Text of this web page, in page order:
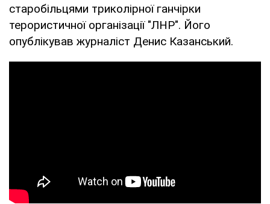
старобільцями триколірної ганчірки
терористичної організації "ЛНР". Його
опублікував журналіст Денис Казанський.